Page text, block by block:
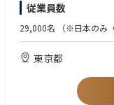
・困難な事例や課題解
・様々な職種と円滑に議
・自発的に物事を進め
・クオリティとコスト
・新しいツールや変化
【Information Architect】
・クライアントのビジネ
・デジタルマーケティン
・プロジェクトにおけ
・プランニングやその統括
・クライアント課題の
・課題改善施策全体の
※管理職採用の場合※
従業員数
29,000名 （※日本のみ
東京都